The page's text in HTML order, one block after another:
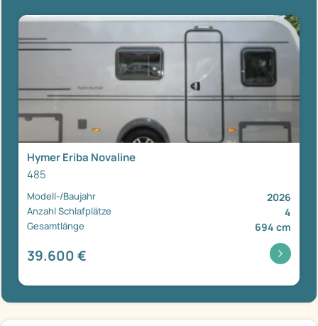
Hymer Eriba Novaline
485
Modell-/Baujahr 2026
Anzahl Schlafplätze 4
Gesamtlänge 694 cm
39.600 €